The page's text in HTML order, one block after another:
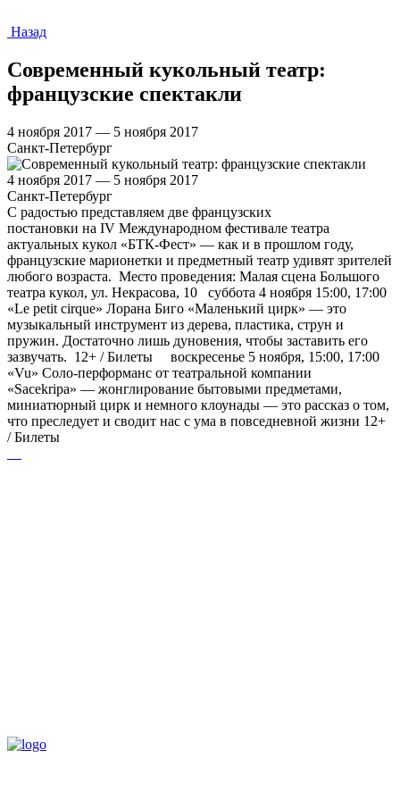
Назад
Современный кукольный театр:
французские спектакли
4 ноября 2017 — 5 ноября 2017
Санкт-Петербург
4 ноября 2017 — 5 ноября 2017
Санкт-Петербург
С радостью представляем две французских
постановки на IV Международном фестивале театра
актуальных кукол «БТК-Фест» — как и в прошлом году,
французские марионетки и предметный театр удивят зрителей
любого возраста. Место проведения: Малая сцена Большого
театра кукол, ул. Некрасова, 10 суббота 4 ноября 15:00, 17:00
«Le petit cirque» Лорана Биго «Маленький цирк» — это
музыкальный инструмент из дерева, пластика, струн и
пружин. Достаточно лишь дуновения, чтобы заставить его
зазвучать. 12+ / Билеты воскресенье 5 ноября, 15:00, 17:00
«Vu» Соло-перформанс от театральной компании
«Sacekripa» — жонглирование бытовыми предметами,
миниатюрный цирк и немного клоунады — это рассказ о том,
что преследует и сводит нас с ума в повседневной жизни 12+
/ Билеты